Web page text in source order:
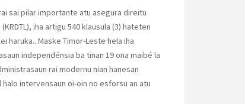
sai pilar importante atu asegura direitu
iha artigu 540 klausula (3) hateten
haruka.. Maske Timor-Leste hela iha
independénsia ba tinan 19 ona maibé la
rai modernu nian hanesan
intervensaun oi-oin no esforsu an atu